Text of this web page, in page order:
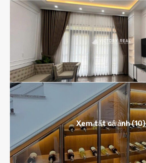
Xem tất cả ảnh (10)